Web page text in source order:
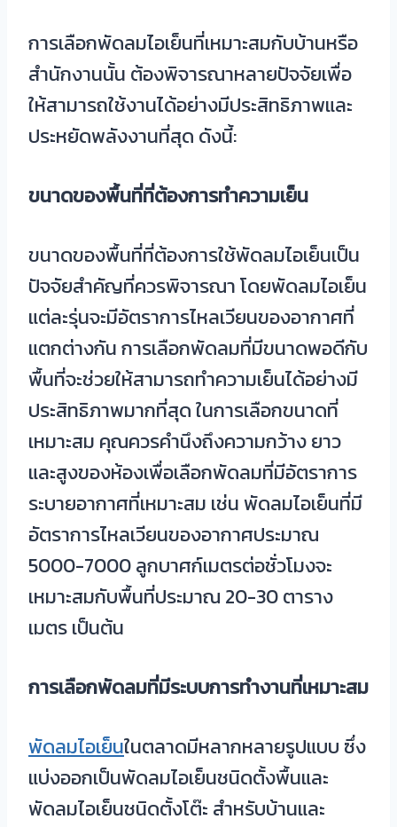
การเลือกพัดลมไอเย็นที่เหมาะสมกับบ้านหรือ
สำนักงานนั้น ต้องพิจารณาหลายปัจจัยเพื่อ
ให้สามารถใช้งานได้อย่างมีประสิทธิภาพและ
ประหยัดพลังงานที่สุด ดังนี้:
ขนาดของพื้นที่ที่ต้องการทำความเย็น
ขนาดของพื้นที่ที่ต้องการใช้พัดลมไอเย็นเป็น
ปัจจัยสำคัญที่ควรพิจารณา โดยพัดลมไอเย็น
แต่ละรุ่นจะมีอัตราการไหลเวียนของอากาศที่
แตกต่างกัน การเลือกพัดลมที่มีขนาดพอดีกับ
พื้นที่จะช่วยให้สามารถทำความเย็นได้อย่างมี
ประสิทธิภาพมากที่สุด ในการเลือกขนาดที่
เหมาะสม คุณควรคำนึงถึงความกว้าง ยาว
และสูงของห้องเพื่อเลือกพัดลมที่มีอัตราการ
ระบายอากาศที่เหมาะสม เช่น พัดลมไอเย็นที่มี
อัตราการไหลเวียนของอากาศประมาณ
5000-7000 ลูกบาศก์เมตรต่อชั่วโมงจะ
เหมาะสมกับพื้นที่ประมาณ 20-30 ตาราง
เมตร เป็นต้น
การเลือกพัดลมที่มีระบบการทำงานที่เหมาะสม
พัดลมไอเย็นในตลาดมีหลากหลายรูปแบบ ซึ่ง
แบ่งออกเป็นพัดลมไอเย็นชนิดตั้งพื้นและ
พัดลมไอเย็นชนิดตั้งโต๊ะ สำหรับบ้านและ